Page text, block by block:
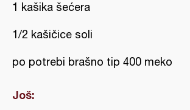
1 kašika šećera
1/2 kašičice soli
po potrebi brašno tip 400 meko
Još: